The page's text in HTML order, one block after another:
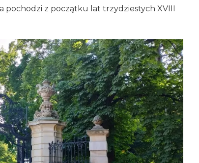
pochodzi z początku lat trzydziestych XVIII